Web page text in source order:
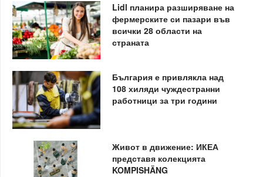
Lidl планира разширяване на
фермерските си пазари във
всички 28 области на
страната
България е привлякла над
108 хиляди чуждестранни
работници за три години
Живот в движение: ИКЕА
представя колекцията
KOMPISHÄNG